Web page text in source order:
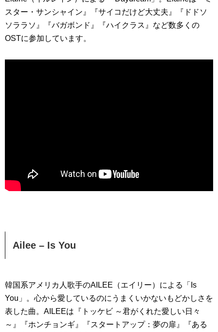
スター・サンシャイン』『サイコだけど大丈夫』『ドドソ
ソララソ』『バガボンド』『ハイクラス』など数多くの
OSTに参加しています。
Ailee – Is You
韓国系アメリカ人歌手のAILEE（エイリー）による「Is
You」。心から愛しているのにうまくいかないもどかしさを
表した曲。AILEEは『トッケビ ～君がくれた愛しい日々
～』『ホンチョンギ』『スタートアップ：夢の扉』『ある